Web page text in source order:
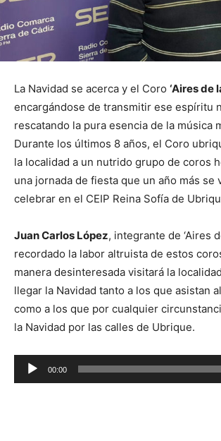
La Navidad se acerca y el Coro ‘Aires de
encargándose de transmitir ese espíritu
rescatando la pura esencia de la música
Durante los últimos 8 años, el Coro
la localidad a un nutrido grupo de coros
una jornada de fiesta que un año más se
celebrar en el CEIP Reina Sofía de
Juan Carlos López, integrante de ‘Aires
recordado la labor altruista de estos
manera desinteresada visitará la
llegar la Navidad tanto a los que asistan
como a los que por cualquier
la Navidad por las calles de Ubrique.
e
00:00